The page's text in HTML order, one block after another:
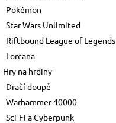
Pokémon
Star Wars Unlimited
Riftbound League of Legends
Lorcana
Hry na hrdiny
Dračí doupě
Warhammer 40000
Sci-Fi a Cyberpunk